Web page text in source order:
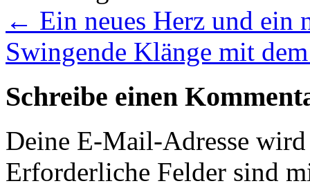
← Ein neues Herz und ein
Swingende Klänge mit
Schreibe einen
Deine E-Mail-Adresse
Erforderliche Felder sind